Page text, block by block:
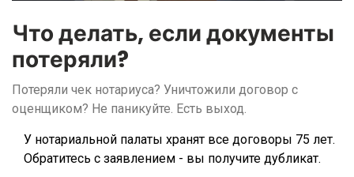
Что делать, если документы
потеряли?
Потеряли чек нотариуса? Уничтожили договор с
оценщиком? Не паникуйте. Есть выход.
У нотариальной палаты хранят все договоры 75 лет.
Обратитесь с заявлением - вы получите дубликат.